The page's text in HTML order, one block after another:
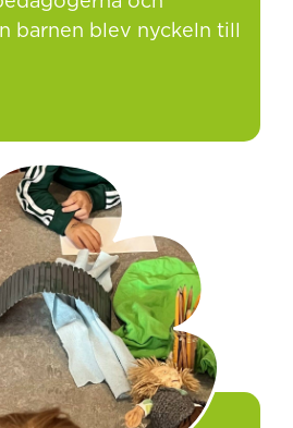
barnen blev nyckeln till